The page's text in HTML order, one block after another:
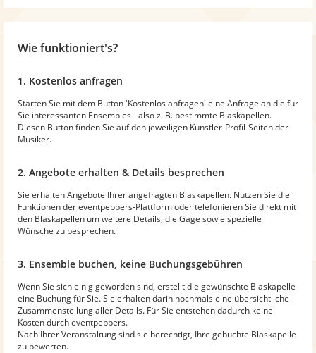
Wie funktioniert's?
1. Kostenlos anfragen
Starten Sie mit dem Button 'Kostenlos anfragen' eine Anfrage an die für
Sie interessanten Ensembles - also z. B. bestimmte Blaskapellen.
Diesen Button finden Sie auf den jeweiligen Künstler-Profil-Seiten der
Musiker.
2. Angebote erhalten & Details besprechen
Sie erhalten Angebote Ihrer angefragten Blaskapellen. Nutzen Sie die
Funktionen der eventpeppers-Plattform oder telefonieren Sie direkt mit
den Blaskapellen um weitere Details, die Gage sowie spezielle
Wünsche zu besprechen.
3. Ensemble buchen, keine Buchungsgebühren
Wenn Sie sich einig geworden sind, erstellt die gewünschte Blaskapelle
eine Buchung für Sie. Sie erhalten darin nochmals eine übersichtliche
Zusammenstellung aller Details. Für Sie entstehen dadurch keine
Kosten durch eventpeppers.
Nach Ihrer Veranstaltung sind sie berechtigt, Ihre gebuchte Blaskapelle
zu bewerten.